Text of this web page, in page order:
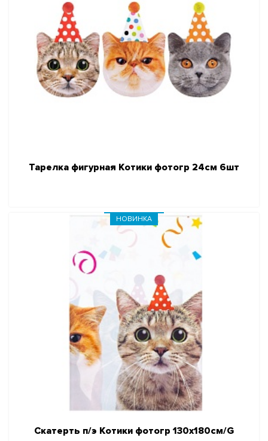
Тарелка фигурная Котики фотогр 24см 6шт
Скатерть п/э Котики фотогр 130х180см/G
НОВИНКА